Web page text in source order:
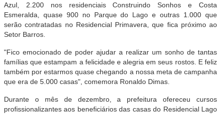
Azul, 2.200 nos residenciais Construindo Sonhos e Costa
Esmeralda, quase 900 no Parque do Lago e outras 1.000 que
serão contratadas no Residencial Primavera, que fica próximo ao
Setor Barros.
"Fico emocionado de poder ajudar a realizar um sonho de tantas
famílias que estampam a felicidade e alegria em seus rostos. E feliz
também por estarmos quase chegando a nossa meta de campanha
que era de 5.000 casas", comemora Ronaldo Dimas.
Durante o mês de dezembro, a prefeitura ofereceu cursos
profissionalizantes aos beneficiários das casas do Residencial Lago